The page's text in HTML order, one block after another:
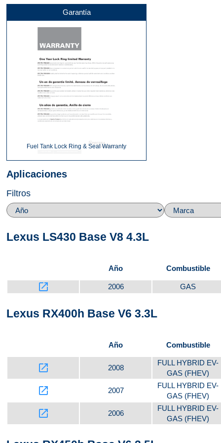
Garantía
Fuel Tank Lock Ring & Seal Warranty
Aplicaciones
Filtros
Lexus LS430 Base V8 4.3L
Año Combustible
launch 2006 GAS
Lexus RX400h Base V6 3.3L
Año Combustible
launch 2008
FULL HYBRID EV-
GAS (FHEV)
launch 2007
FULL HYBRID EV-
GAS (FHEV)
launch 2006
FULL HYBRID EV-
GAS (FHEV)